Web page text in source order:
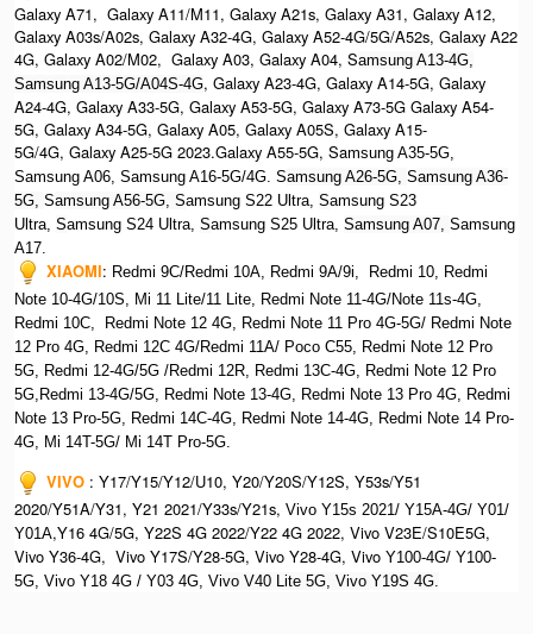
Galaxy A71, Galaxy A11/M11, Galaxy A21s, Galaxy A31, Galaxy A12,
Galaxy A03s/A02s, Galaxy A32-4G, Galaxy A52-4G/5G/A52s, Galaxy A22
4G, Galaxy A02/M02, Galaxy A03, Galaxy A04, Samsung A13-4G,
Samsung A13-5G/A04S-4G, Galaxy A23-4G, Galaxy A14-5G, Galaxy
A24-4G, Galaxy A33-5G, Galaxy A53-5G, Galaxy A73-5G Galaxy A54-
5G, Galaxy A34-5G, Galaxy A05, Galaxy A05S, Galaxy A15-
5G/4G, Galaxy A25-5G 2023.Galaxy A55-5G, Samsung A35-5G,
Samsung A06, Samsung A16-5G/4G. Samsung A26-5G, Samsung A36-
5G, Samsung A56-5G, Samsung S22 Ultra, Samsung S23
Ultra, Samsung S24 Ultra, Samsung S25 Ultra, Samsung A07, Samsung
A17.
XIAOMI: Redmi 9C/Redmi 10A, Redmi 9A/9i, Redmi 10, Redmi
Note 10-4G/10S, Mi 11 Lite/11 Lite, Redmi Note 11-4G/Note 11s-4G,
Redmi 10C, Redmi Note 12 4G,
Redmi Note 11 Pro 4G-5G/ Redmi Note
12 Pro 4G, Redmi 12C 4G/Redmi 11A/ Poco C55, Redmi Note 12 Pro
5G, Redmi 12-4G/5G /Redmi 12R, Redmi 13C-4G,
Redmi Note 12 Pro
5G,Redmi 13-4G/5G, Redmi Note 13-4G, Redmi Note 13 Pro 4G, Redmi
Note 13 Pro-5G, Redmi 14C-4G, Redmi Note 14-4G, Redmi Note 14 Pro-
4G, Mi 14T-5G/ Mi 14T Pro-5G.
VIVO : Y17/Y15/Y12/U10, Y20/Y20S/Y12S, Y53s/Y51
2020/Y51A/Y31, Y21 2021/Y33s/Y21s, Vivo Y15s 2021/ Y15A-4G/ Y01/
Y01A,Y16 4G/5G, Y22S 4G 2022/Y22 4G 2022, Vivo V23E/S10E5G,
Vivo Y36-4G, Vivo Y17S/Y28-5G, Vivo Y28-4G, Vivo Y100-4G/ Y100-
5G, Vivo Y18 4G / Y03 4G, Vivo V40 Lite 5G, Vivo Y19S 4G.